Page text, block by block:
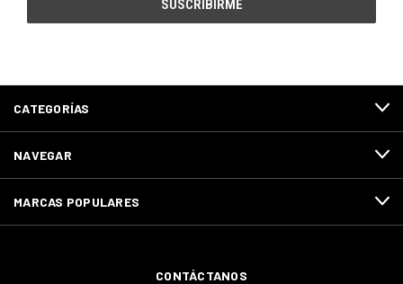
CATEGORÍAS
NAVEGAR
MARCAS POPULARES
CONTÁCTANOS